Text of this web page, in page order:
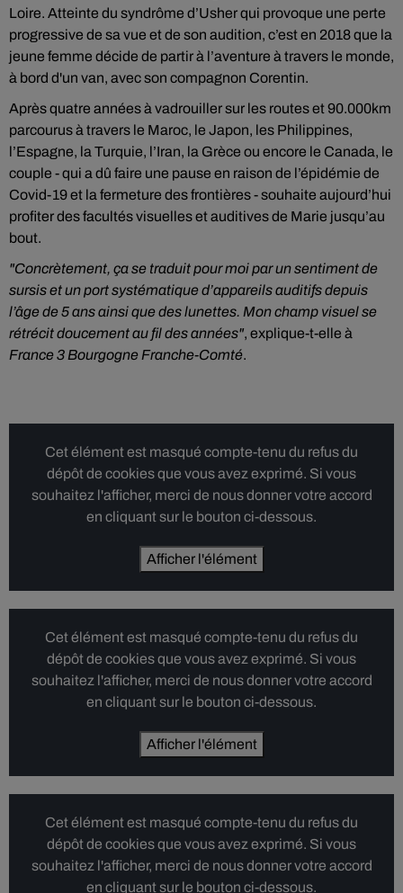
Loire. Atteinte du syndrôme d’Usherqui provoque une perte
progressive de sa vue et de son audition, c’est en 2018 que la
jeune femme décide de partir à l’aventure à travers le monde,
à bord d'un van, avec son compagnon Corentin.
Après quatre années à vadrouiller sur les routes et 90.000km
parcourus à travers le Maroc, le Japon, les Philippines,
l’Espagne, la Turquie, l’Iran, la Grèce ou encore le Canada, le
couple - qui a dû faire une pause en raison de l’épidémie de
Covid-19 et la fermeture des frontières - souhaite aujourd’hui
profiter des facultés visuelles et auditives de Marie jusqu’au
bout.
"Concrètement, ça se traduit pour moi par un sentiment de
sursis et un port systématique d’appareils auditifs depuis
l’âge de 5 ans ainsi que des lunettes. Mon champ visuel se
rétrécit doucement au fil des années", explique-t-elle à
France 3 Bourgogne Franche-Comté.
Cet élément est masqué compte-tenu du refus du
dépôt de cookies que vous avez exprimé. Si vous
souhaitez l'afficher, merci de nous donner votre accord
en cliquant sur le bouton ci-dessous.
Afficher l'élément
Cet élément est masqué compte-tenu du refus du
dépôt de cookies que vous avez exprimé. Si vous
souhaitez l'afficher, merci de nous donner votre accord
en cliquant sur le bouton ci-dessous.
Afficher l'élément
Cet élément est masqué compte-tenu du refus du
dépôt de cookies que vous avez exprimé. Si vous
souhaitez l'afficher, merci de nous donner votre accord
en cliquant sur le bouton ci-dessous.